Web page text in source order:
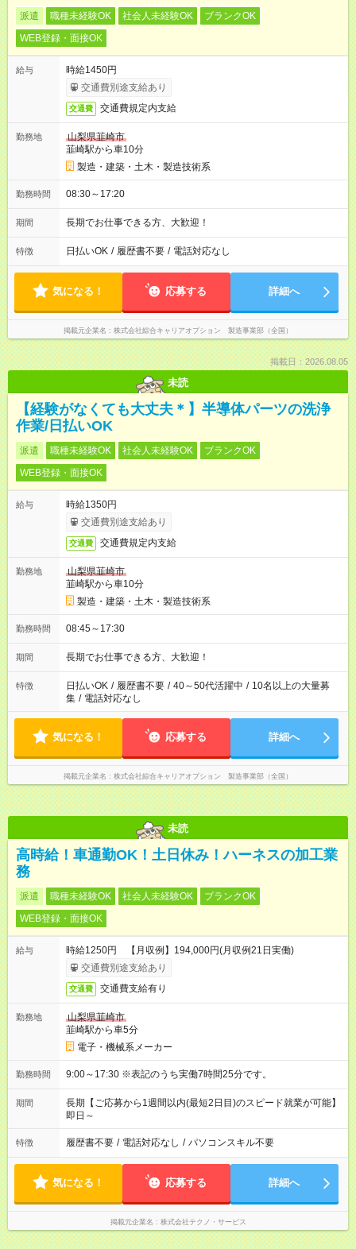
派遣 職種未経験OK 社会人未経験OK
ブランクOK
WEB登録・面接OK
給与
時給1450円
交通費別途支給あり
交通費 交通費規定内支給
勤務地
山梨県韮崎市
韮崎駅から車10分
製造・建築・土木・製造技術系
勤務時間 08:30～17:20
期間 長期でお仕事できる方、大歓迎！
特徴 日払いOK / 履歴書不要 / 電話対応なし
気になる！ 応募する 詳細へ
掲載元企業名 株式会社綜合キャリアオプション 製造事業部（全国）
掲載日：2026.08.05
未読
【経験がなくても大丈夫＊】半導体パーツの洗浄
作業/日払いOK
派遣 職種未経験OK 社会人未経験OK
ブランクOK
WEB登録・面接OK
給与
時給1350円
交通費別途支給あり
交通費 交通費規定内支給
勤務地
山梨県韮崎市
韮崎駅から車10分
製造・建築・土木・製造技術系
勤務時間 08:45～17:30
期間 長期でお仕事できる方、大歓迎！
特徴 日払いOK / 履歴書不要 / 40～50代活躍中 / 10名以上の大量募
集 / 電話対応なし
気になる！ 応募する 詳細へ
掲載元企業名 株式会社綜合キャリアオプション 製造事業部（全国）
未読
高時給！車通勤OK！土日休み！ハーネスの加工業
務
派遣 職種未経験OK 社会人未経験OK
ブランクOK
WEB登録・面接OK
給与
時給1250円 【月収例】194,000円(月収例21日実働)
交通費別途支給あり
交通費 交通費支給有り
勤務地
山梨県韮崎市
韮崎駅から車5分
電子・機械系メーカー
勤務時間 9:00～17:30 ※表記のうち実働7時間25分です。
期間
長期【ご応募から1週間以内(最短2日目)のスピード就業が可能】
即日～
特徴 履歴書不要 / 電話対応なし / パソコンスキル不要
気になる！ 応募する 詳細へ
掲載元企業名 株式会社テクノ・サービス